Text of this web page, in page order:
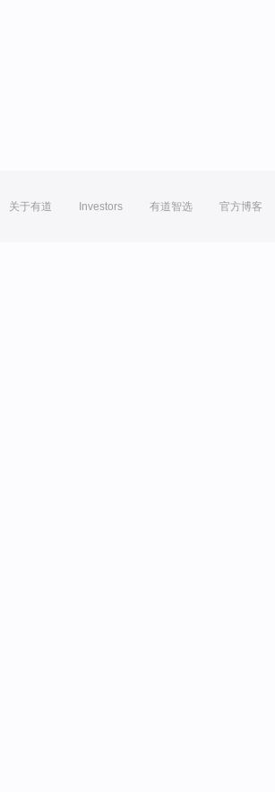
关于有道 Investors 有道智选 官方博客